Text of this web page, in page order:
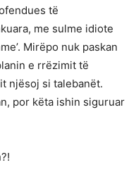
të
me sulme idiote
Mirëpo nuk paskan
e rrëzimit të
njësoj si talebanët.
por këta ishin siguruar